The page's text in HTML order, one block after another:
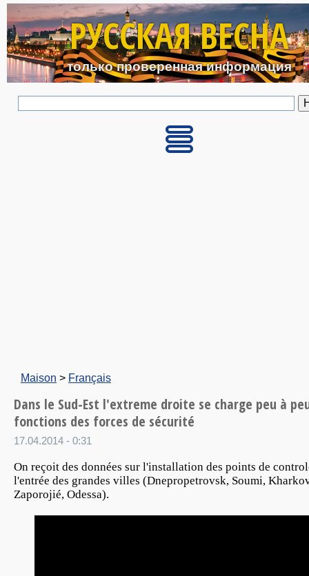
Перейти к основному
РУССКАЯ ВЕСНА
только проверенная информация
Maison > Français
Dans le Sud-Est l'extreme droite se charge peu à
fonctions des forces de sécurité
17.04.2014 - 0:31
On reçoit des données sur l'installation des points de
l'entrée des grandes villes (Dnepropetrovsk, Soumi,
Zaporojié, Odessa).